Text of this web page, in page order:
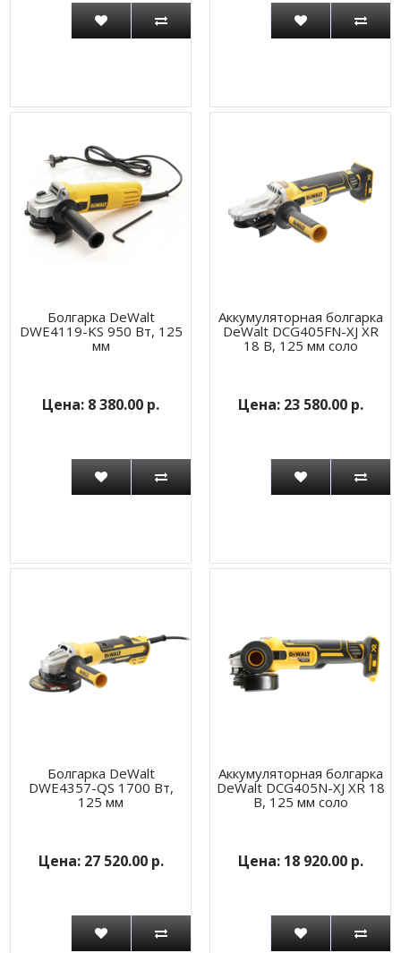
Болгарка DeWalt
DWE4119-KS 950 Вт, 125
мм
8 380.00 р.
Аккумуляторная болгарка
DeWalt DCG405FN-XJ XR
18 В, 125 мм соло
23 580.00 р.
Болгарка DeWalt
DWE4357-QS 1700 Вт,
125 мм
27 520.00 р.
Аккумуляторная болгарка
DeWalt DCG405N-XJ XR 18
В, 125 мм соло
18 920.00 р.